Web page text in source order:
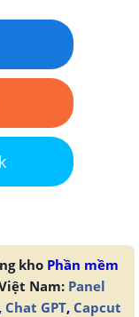
kho Phần mềm
Nam: Panel
, Chat GPT, Capcut